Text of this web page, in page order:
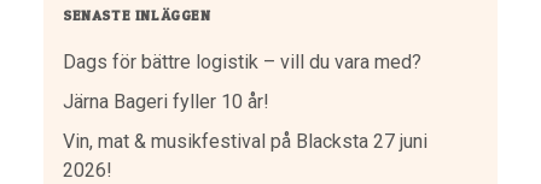
SENASTE INLÄGGEN
Dags för bättre logistik – vill du vara med?
Järna Bageri fyller 10 år!
Vin, mat & musikfestival på Blacksta 27 juni
2026!